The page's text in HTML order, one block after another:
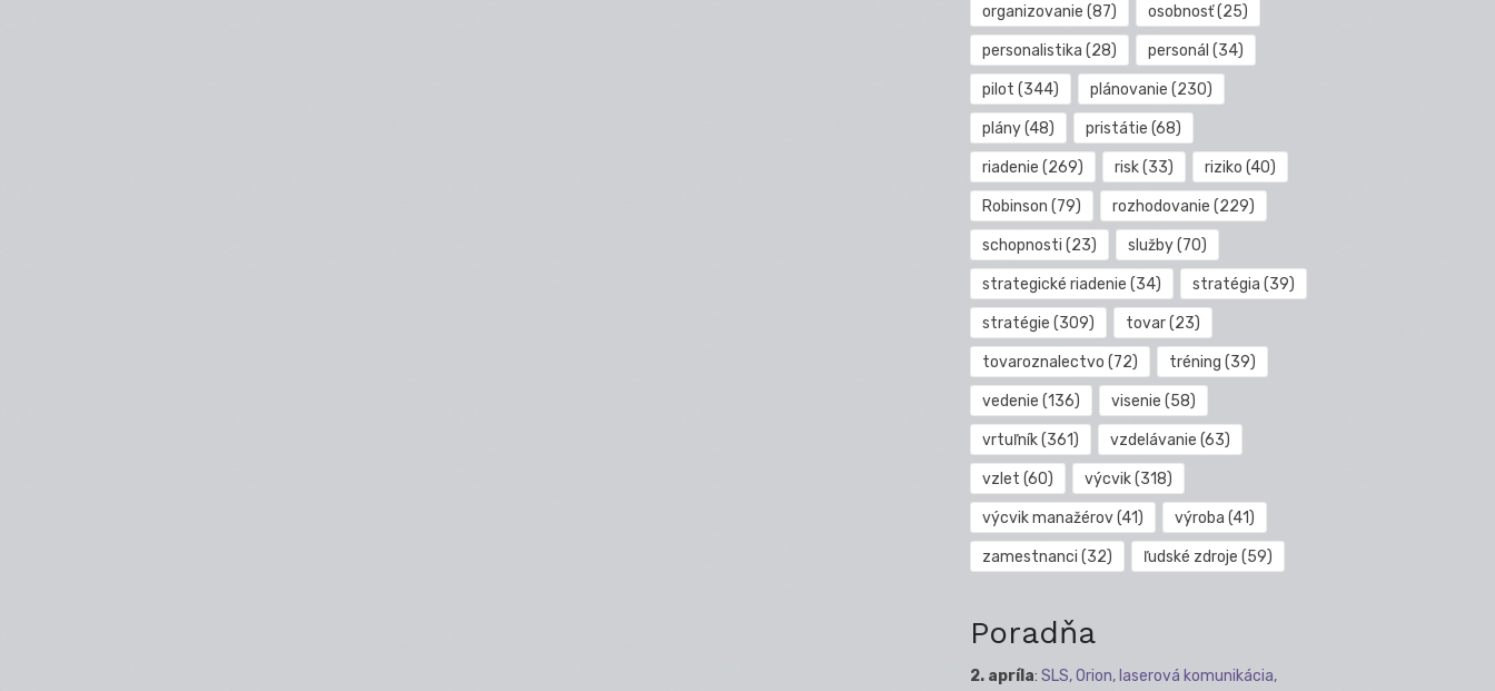
organizovanie (87) osobnosť(25)
personalistika (28) personál (34)
pilot (344) plánovanie (230)
plány(48) pristátie (68)
riadenie (269) risk(33) riziko (40)
Robinson (79) rozhodovanie (229)
schopnosti (23) služby(70)
strategické riadenie (34) stratégia (39)
stratégie (309) tovar(23)
tovaroznalectvo (72) tréning (39)
vedenie (136) visenie (58)
vrtuľník(361) vzdelávanie (63)
vzlet (60) výcvik(318)
výcvik manažérov(41) výroba (41)
zamestnanci (32) ľudské zdroje (59)
Poradňa
2. apríla: SLS, Orion, laserová komunikácia,